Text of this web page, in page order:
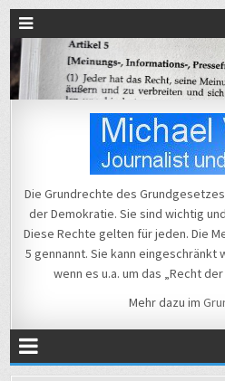
Michael Voß
Die Grundrechte des
der Demokratie. Sie sind wichtig
Diese Rechte gelten für jeden. Die
5 gennannt. Sie kann eingeschränkt
wenn es u.a. um das „Recht
Mehr dazu im